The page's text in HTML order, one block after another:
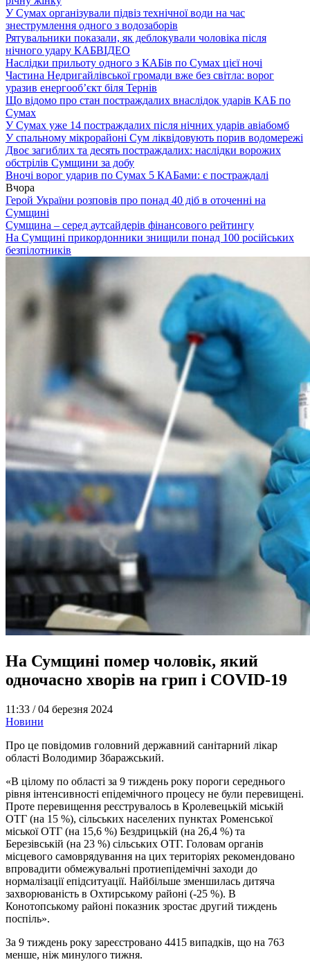
У Сумах організували підвіз технічної води на час
знеструмлення одного з водозаборів
Рятувальники показали, як деблокували чоловіка після
нічного удару КАБВІДЕО
Наслідки прильоту одного з КАБів по Сумах цієї ночі
Частина Недригайлівської громади вже без світла: ворог
уразив енергооб’єкт біля Тернів
Що відомо про стан постраждалих внаслідок ударів КАБ по
Сумах
У Сумах уже 14 постраждалих після нічних ударів авіабомб
У спальному мікрорайоні Сум ліквідовують порив водомережі
Двоє загиблих та десять постраждалих: наслідки ворожих
обстрілів Сумщини за добу
Вночі ворог ударив по Сумах 5 КАБами: є постраждалі
Вчора
Герой України розповів про понад 40 діб в оточенні на
Сумщині
Сумщина – серед аутсайдерів фінансового рейтингу
На Сумщині прикордонники знищили понад 100 російських
безпілотників
На Сумщині помер чоловік, який
одночасно хворів на грип і COVID-19
11:33 /04 березня 2024
Новини
Про це повідомив головний державний санітарний лікар
області Володимир Збаражський.
«В цілому по області за 9 тиждень року пороги середнього
рівня інтенсивності епідемічного процесу не були перевищені.
Проте перевищення реєструвалось в Кролевецькій міській
ОТГ (на 15 %), сільських населених пунктах Роменської
міської ОТГ (на 15,6 %) Бездрицькій (на 26,4 %) та
Березівській (на 23 %) сільських ОТГ. Головам органів
місцевого самоврядування на цих територіях рекомендовано
впровадити обмежувальні протиепідемічні заходи до
нормалізації епідситуації. Найбільше зменшилась дитяча
захворюваність в Охтирському районі (-25 %). В
Конотопському районі показник зростає другий тиждень
поспіль».
За 9 тиждень року зареєстровано 4415 випадків, що на 763
менше, ніж минулого тижня.